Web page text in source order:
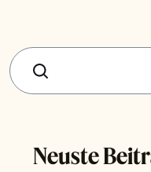
Suchen
Neuste